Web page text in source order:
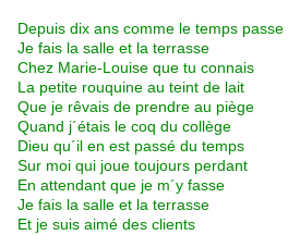
Depuis dix ans comme le temps passe
Je fais la salle et la terrasse
Chez Marie-Louise que tu connais
La petite rouquine au teint de lait
Que je rêvais de prendre au piège
Quand j´étais le coq du collège
Dieu qu´il en est passé du temps
Sur moi qui joue toujours perdant
En attendant que je m´y fasse
Je fais la salle et la terrasse
Et je suis aimé des clients